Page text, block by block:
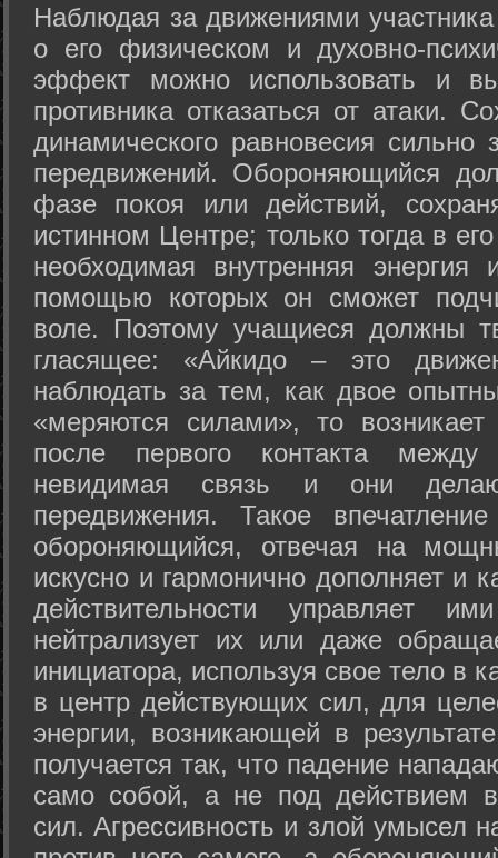
Hаблюдая за движениями
о его физическом и духовно-
эффект можно использовать и
противника отказаться от атаки.
динамического равновесия сильно
передвижений. Обороняющийся
фазе покоя или действий,
истинном Центре; только тогда в
необходимая внутренняя
помощью которых он сможет
воле. Поэтому учащиеся должны
гласящее: «Айкидо – это
наблюдать за тем, как двое
«меряются силами», то возникает
после первого контакта
невидимая связь и они
передвижения. Такое
обороняющийся, отвечая на
искусно и гармонично дополняет и
действительности управляет
нейтрализует их или даже
инициатора, используя свое тело в
в центр действующих сил, для
энергии, возникающей в
получается так, что падение
само собой, а не под действием
сил. Агрессивность и злой умысел